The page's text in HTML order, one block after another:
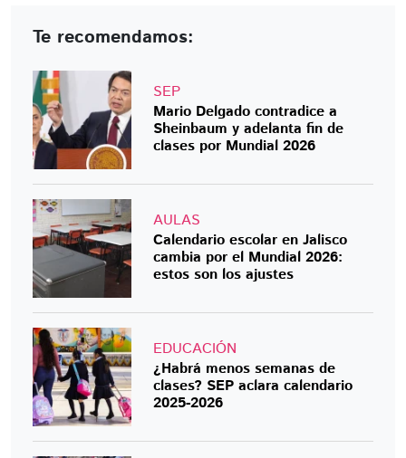
Te recomendamos:
SEP
Mario Delgado contradice a
Sheinbaum y adelanta fin de
clases por Mundial 2026
AULAS
Calendario escolar en Jalisco
cambia por el Mundial 2026:
estos son los ajustes
EDUCACIÓN
¿Habrá menos semanas de
clases? SEP aclara calendario
2025-2026